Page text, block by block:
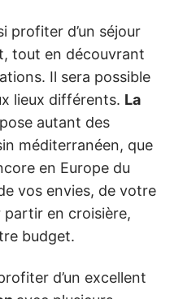
profiter d’un séjour
tout en découvrant
Il sera possible
lieux différents. La
autant des
méditerranéen, que
en Europe du
vos envies, de votre
en croisière,
budget.
d’un excellent